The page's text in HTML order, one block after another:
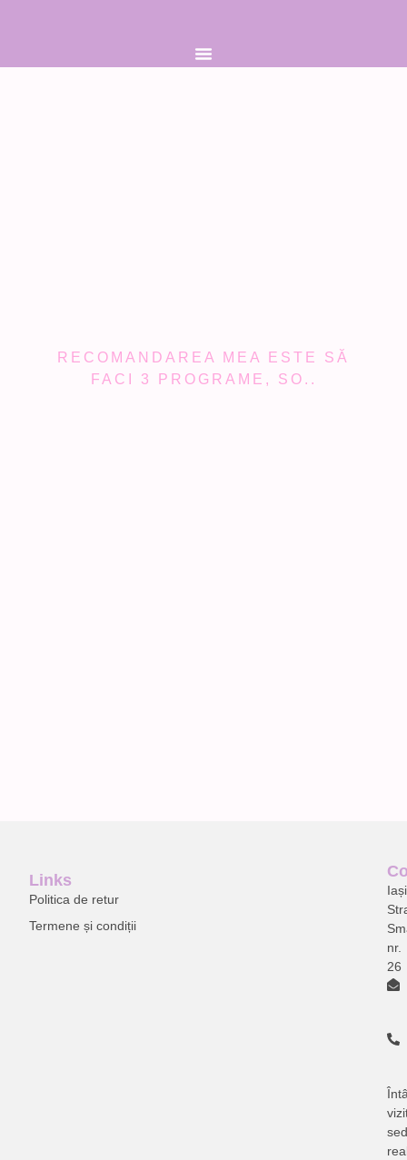
RECOMANDAREA MEA ESTE SĂ
FACI 3 PROGRAME, SO..
Links
Politica de retur
Termene și condiții
Iaș
Sm
nr.
26